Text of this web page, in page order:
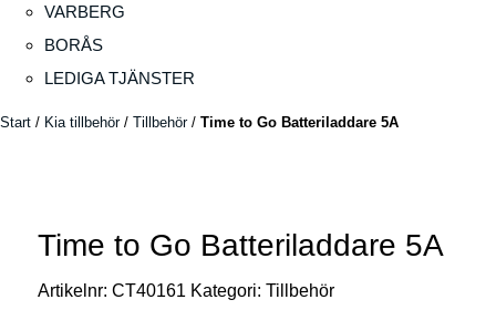
VARBERG
BORÅS
LEDIGA TJÄNSTER
Start / Kia tillbehör/ Tillbehör/ Time to Go Batteriladdare 5A
Time to Go Batteriladdare 5A
Artikelnr: CT40161 Kategori: Tillbehör